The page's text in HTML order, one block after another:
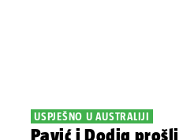
USPJEŠNO U AUSTRALIJI
Pavić i Dodig